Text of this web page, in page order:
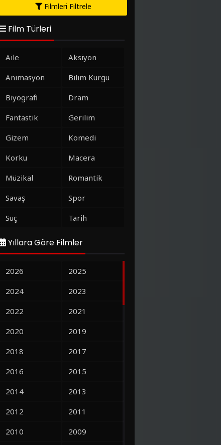
Filmleri Filtrele
Film Türleri
Aile
Aksiyon
Animasyon
Bilim Kurgu
Biyografi
Dram
Fantastik
Gerilim
Gizem
Komedi
Korku
Macera
Müzikal
Romantik
Savaş
Spor
Suç
Tarih
Yıllara Göre Filmler
2026
2025
2024
2023
2022
2021
2020
2019
2018
2017
2016
2015
2014
2013
2012
2011
2010
2009